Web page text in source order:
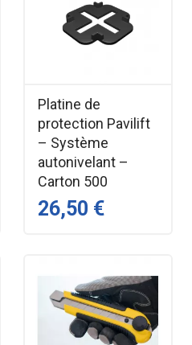
Platine de
protection Pavilift
– Système
autonivelant –
Carton 500
26,50 €